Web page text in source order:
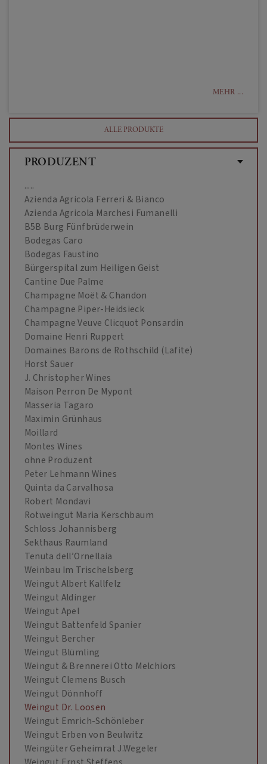
MEHR ...
ALLE PRODUKTE
PRODUZENT
.....
Azienda Agricola Ferreri & Bianco
Azienda Agricola Marchesi Fumanelli
B5B Burg Fünfbrüderwein
Bodegas Caro
Bodegas Faustino
Bürgerspital zum Heiligen Geist
Cantine Due Palme
Champagne Moët & Chandon
Champagne Piper-Heidsieck
Champagne Veuve Clicquot Ponsardin
Domaine Henri Ruppert
Domaines Barons de Rothschild (Lafite)
Horst Sauer
J. Christopher Wines
Maison Perron De Mypont
Masseria Tagaro
Maximin Grünhaus
Moillard
Montes Wines
ohne Produzent
Peter Lehmann Wines
Quinta da Carvalhosa
Robert Mondavi
Rotweingut Maria Kerschbaum
Schloss Johannisberg
Sekthaus Raumland
Tenuta dell’Ornellaia
Weinbau Im Trischelsberg
Weingut Albert Kallfelz
Weingut Aldinger
Weingut Apel
Weingut Battenfeld Spanier
Weingut Bercher
Weingut Blümling
Weingut & Brennerei Otto Melchiors
Weingut Clemens Busch
Weingut Dönnhoff
Weingut Dr. Loosen
Weingut Emrich-Schönleber
Weingut Erben von Beulwitz
Weingüter Geheimrat J.Wegeler